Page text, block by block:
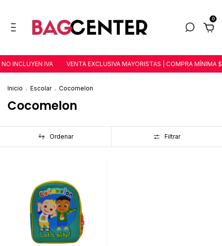
0
INCLUYEN IVA VENTA EXCLUSIVA MAYORISTAS | COMPRA MÍNIMA
Inicio . Escolar . Cocomelon
Cocomelon
Ordenar Filtrar